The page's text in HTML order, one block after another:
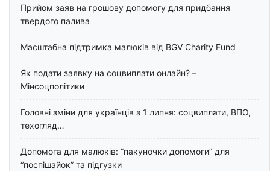
Прийом заяв на грошову допомогу для придбання
твердого палива
Масштабна підтримка малюків від BGV Charity Fund
Як подати заявку на соцвиплати онлайн? –
Мінсоцполітики
Головні зміни для українців з 1 липня: соцвиплати, ВПО,
техогляд…
Допомога для малюків: “пакуночки допомоги” для
“поспішайок” та підгузки